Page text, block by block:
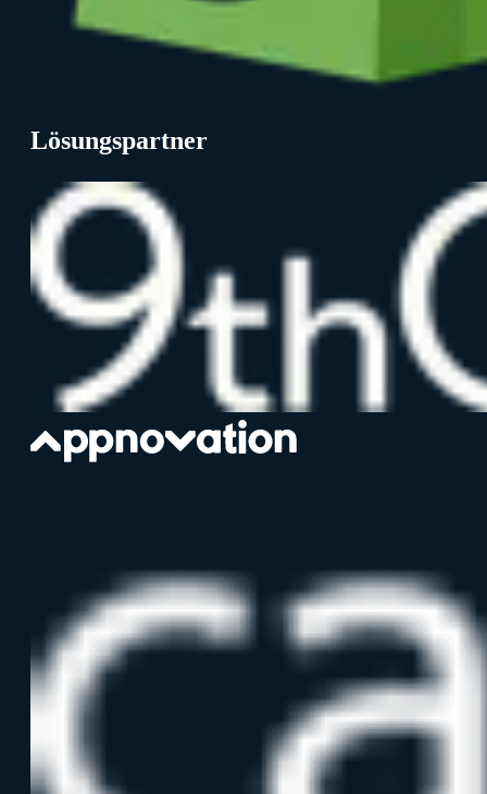
Lösungspartner